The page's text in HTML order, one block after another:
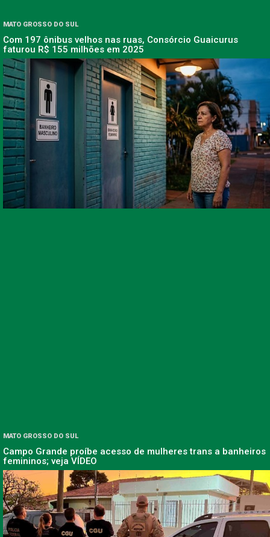
MATO GROSSO DO SUL
Com 197 ônibus velhos nas ruas, Consórcio Guaicurus
faturou R$ 155 milhões em 2025
MATO GROSSO DO SUL
Campo Grande proíbe acesso de mulheres trans a banheiros
femininos; veja VÍDEO